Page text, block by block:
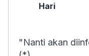
Hari
"Nanti akan